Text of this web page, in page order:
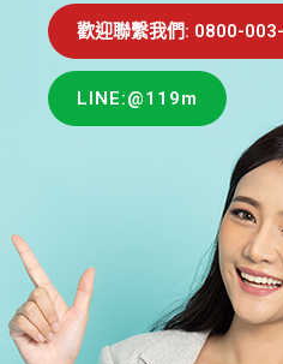
歡迎聯繫我們: 0800-
LINE:@119m